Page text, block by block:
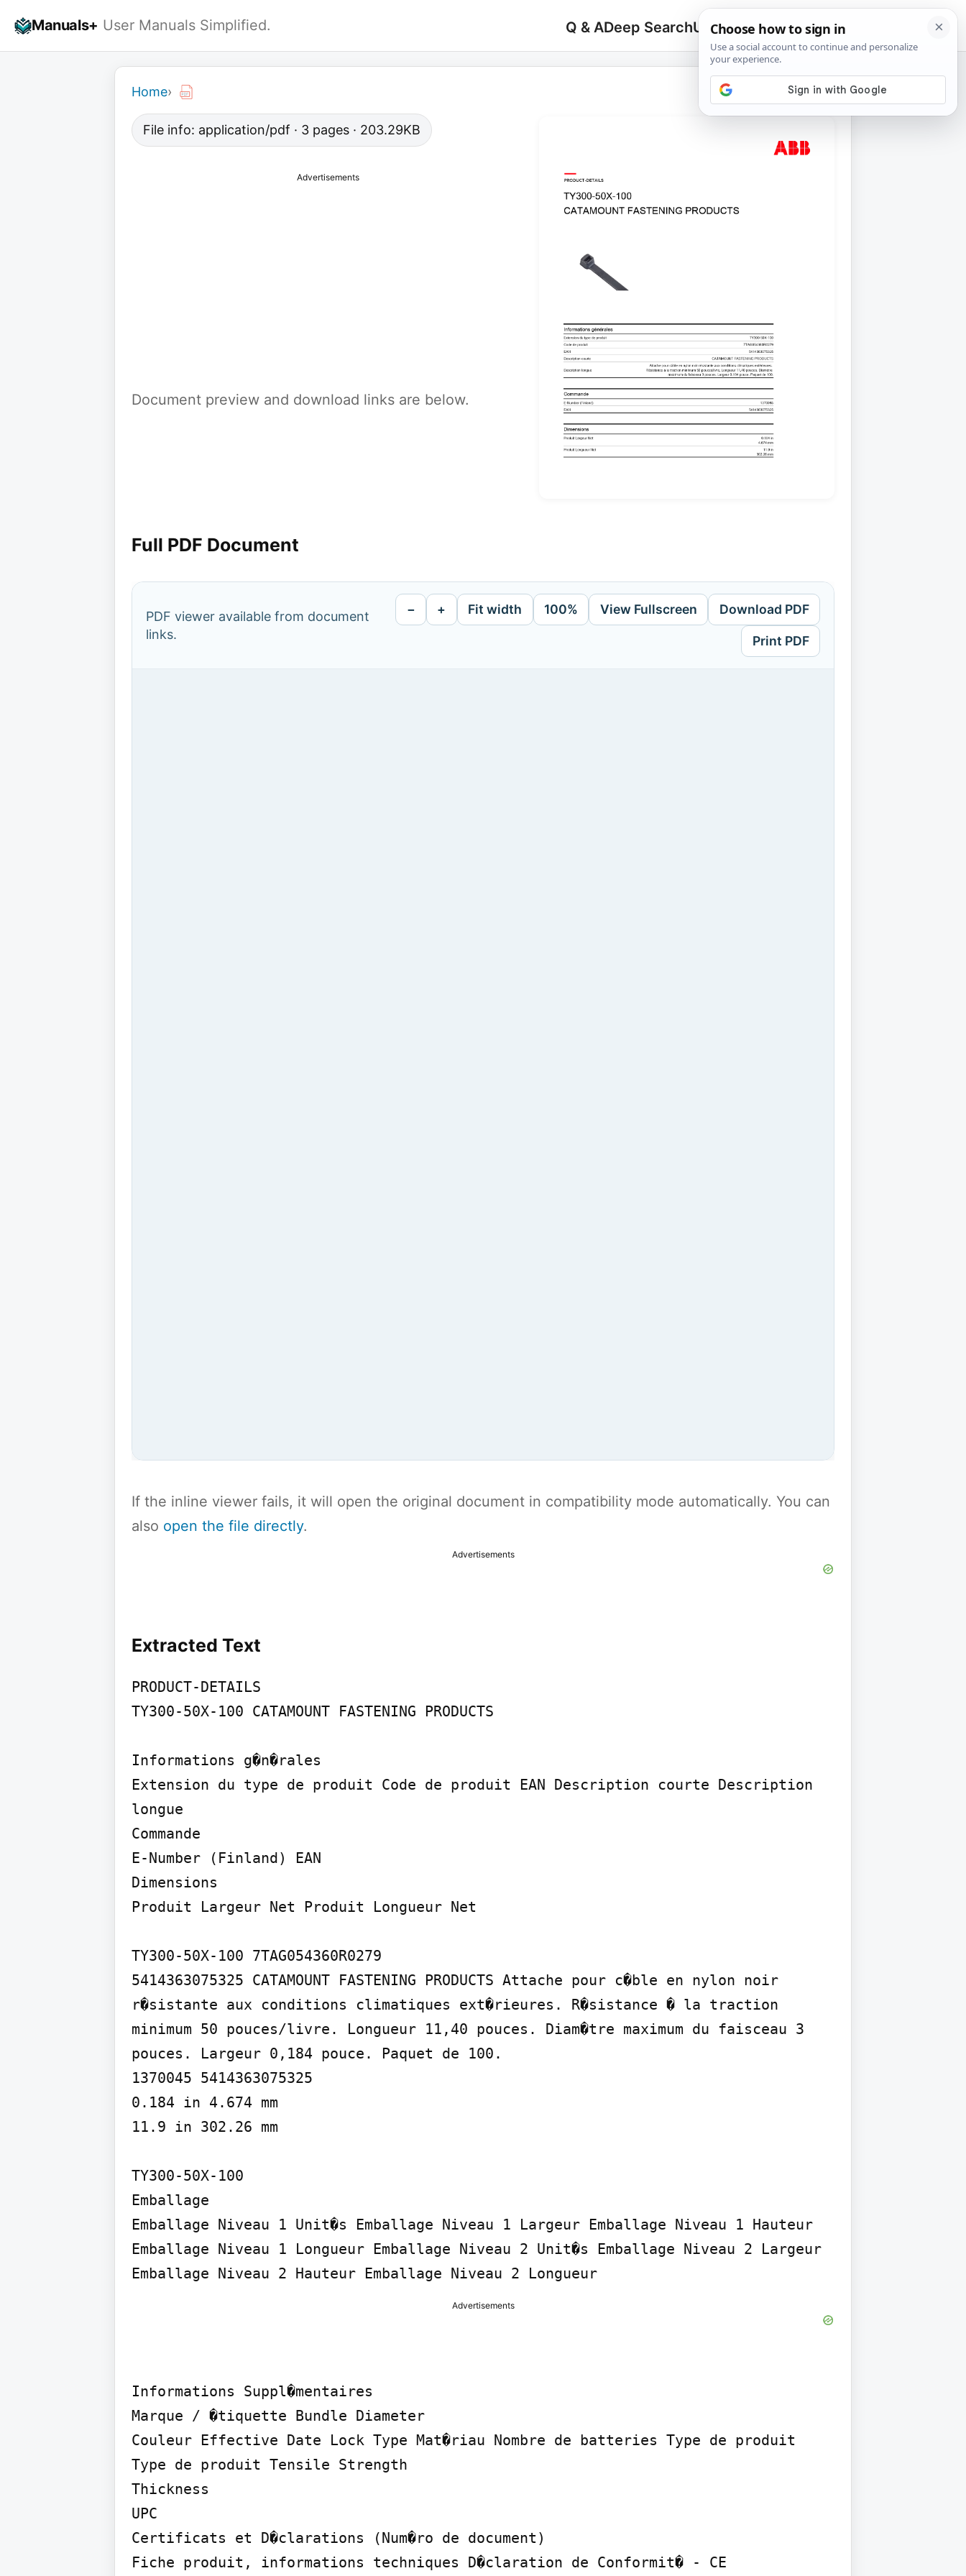
Manuals+ User Manuals Simplified. Q & ADeep SearchUpload
Search
for:
🔍
Home›
File info: application/pdf · 3 pages · 203.29KB
Advertisements
Document preview and download links are below.
Full PDF Document
PDF viewer available from document
links.
− + Fit width 100% View Fullscreen Download PDF
Print PDF
If the inline viewer fails, it will open the original document in compatibility mode automatically. You can
also open the file directly.
Advertisements
Extracted Text
PRODUCT-DETAILS
TY300-50X-100 CATAMOUNT FASTENING PRODUCTS
Informations g�n�rales
Extension du type de produit Code de produit EAN Description courte Description
longue
Commande
E-Number (Finland) EAN
Dimensions
Produit Largeur Net Produit Longueur Net
TY300-50X-100 7TAG054360R0279
5414363075325 CATAMOUNT FASTENING PRODUCTS Attache pour c�ble en nylon noir
r�sistante aux conditions climatiques ext�rieures. R�sistance � la traction
minimum 50 pouces/livre. Longueur 11,40 pouces. Diam�tre maximum du faisceau 3
pouces. Largeur 0,184 pouce. Paquet de 100.
1370045 5414363075325
0.184 in 4.674 mm
11.9 in 302.26 mm
TY300-50X-100
Emballage
Emballage Niveau 1 Unit�s Emballage Niveau 1 Largeur Emballage Niveau 1 Hauteur
Emballage Niveau 1 Longueur Emballage Niveau 2 Unit�s Emballage Niveau 2 Largeur
Emballage Niveau 2 Hauteur Emballage Niveau 2 Longueur
Advertisements
Informations Suppl�mentaires
Marque / �tiquette Bundle Diameter
Couleur Effective Date Lock Type Mat�riau Nombre de batteries Type de produit
Type de produit Tensile Strength
Thickness
UPC
Certificats et D�clarations (Num�ro de document)
Fiche produit, informations techniques D�claration de Conformit� - CE